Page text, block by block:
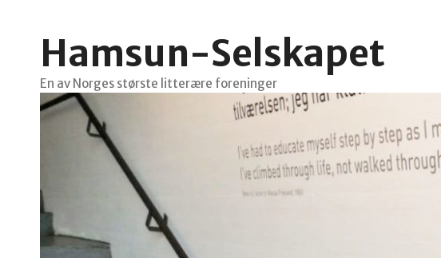
Hamsun-Selskapet
En av Norges største litterære foreninger